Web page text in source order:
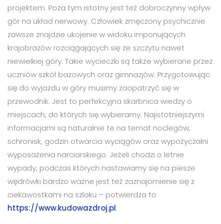
projektem. Poza tym istotny jest też dobroczynny wpływ
gór na układ nerwowy. Człowiek zmęczony psychicznie
zawsze znajdzie ukojenie w widoku imponujących
krajobrazów rozciągających się ze szczytu nawet
niewielkiej góry. Takie wycieczki są także wybierane przez
uczniów szkół bazowych oraz gimnazjów. Przygotowując
się do wyjazdu w góry musimy zaopatrzyć się w
przewodnik. Jest to perfekcyjna skarbnica wiedzy o
miejscach, do których się wybieramy. Najistotniejszymi
informacjami są naturalnie te na temat noclegów,
schronisk, godzin otwarcia wyciągów oraz wypożyczalni
wyposażenia narciarskiego. Jeżeli chodzi o letnie
wypady, podczas których nastawiamy się na piesze
wędrówki bardzo ważne jest też zaznajomienie się z
ciekawostkami na szlaku – potwierdza to
https://www.kudowazdroj.pl.